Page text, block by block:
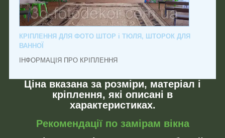
КРІПЛЕННЯ ДЛЯ ФОТО ШТОР і ТЮЛЯ, ШТОРОК ДЛЯ
ВАННОЇ
ІНФОРМАЦІЯ ПРО КРІПЛЕННЯ
Ціна вказана за розміри, матеріал і
кріплення, які описані в
характеристиках.
Рекомендації по замірам вікна